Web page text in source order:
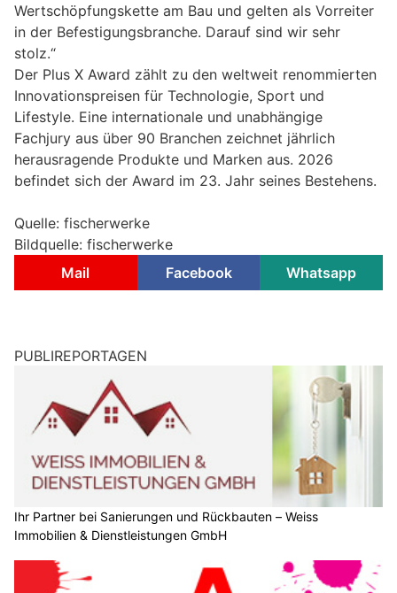
Wertschöpfungskette am Bau und gelten als Vorreiter
in der Befestigungsbranche. Darauf sind wir sehr
stolz.“
Der Plus X Award zählt zu den weltweit renommierten
Innovationspreisen für Technologie, Sport und
Lifestyle. Eine internationale und unabhängige
Fachjury aus über 90 Branchen zeichnet jährlich
herausragende Produkte und Marken aus. 2026
befindet sich der Award im 23. Jahr seines Bestehens.
Quelle: fischerwerke
Bildquelle: fischerwerke
Mail
Facebook Whatsapp
PUBLIREPORTAGEN
Ihr Partner bei Sanierungen und Rückbauten – Weiss
Immobilien & Dienstleistungen GmbH